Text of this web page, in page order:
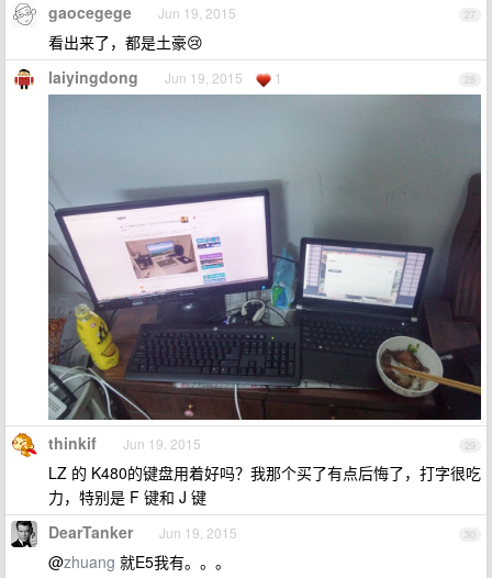
27
gaocegege Jun 19, 2015
看出来了，都是土豪😢
28
laiyingdong Jun 19, 2015 1
29
thinkif Jun 19, 2015
LZ 的 K480的键盘用着好吗？我那个买了有点后悔了，打字很吃
力，特别是 F 键和 J 键
30
DearTanker Jun 19, 2015
@zhuang 就E5我有。。。